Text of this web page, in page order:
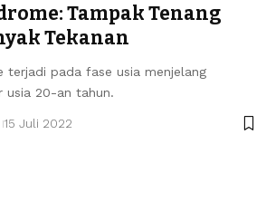
Tampak Tenang
Tekanan
terjadi pada fase usia menjelang
usia 20-an tahun.
15 Juli 2022